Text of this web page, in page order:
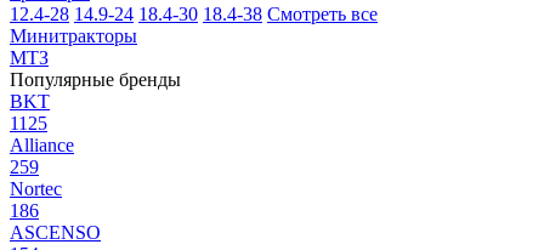
12.4-28 14.9-24 18.4-30 18.4-38 Смотреть все
Минитракторы
МТЗ
Популярные бренды
BKT
1125
Alliance
259
Nortec
186
ASCENSO